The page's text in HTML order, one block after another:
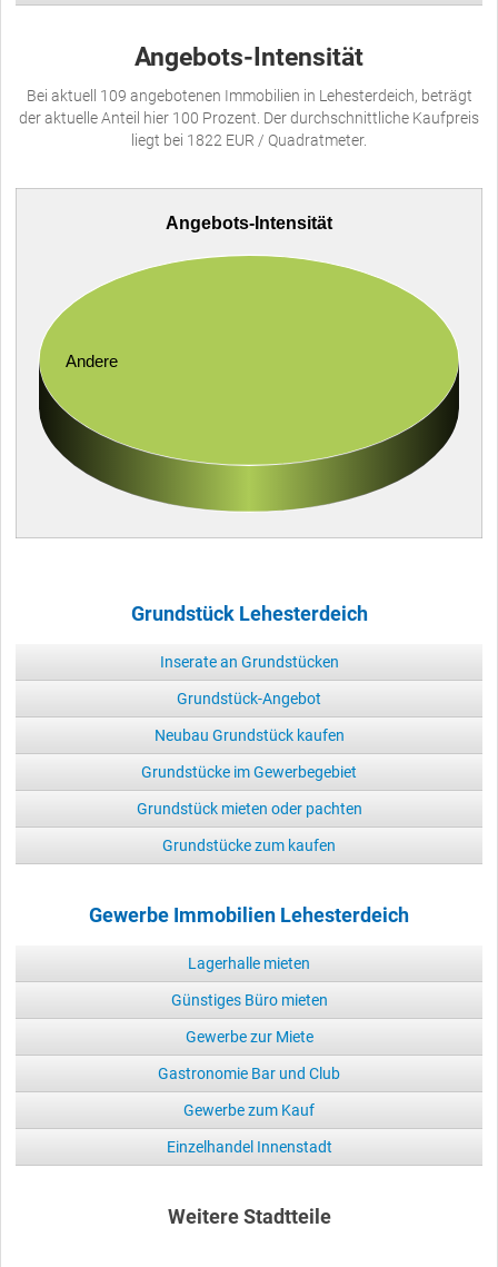
Angebots-Intensität
Bei aktuell 109 angebotenen Immobilien in Lehesterdeich, beträgt
der aktuelle Anteil hier 100 Prozent. Der durchschnittliche Kaufpreis
liegt bei 1822 EUR / Quadratmeter.
Angebots-Intensität
Andere
Grundstück Lehesterdeich
Inserate an Grundstücken
Grundstück-Angebot
Neubau Grundstück kaufen
Grundstücke im Gewerbegebiet
Grundstück mieten oder pachten
Grundstücke zum kaufen
Gewerbe Immobilien Lehesterdeich
Lagerhalle mieten
Günstiges Büro mieten
Gewerbe zur Miete
Gastronomie Bar und Club
Gewerbe zum Kauf
Einzelhandel Innenstadt
Weitere Stadtteile